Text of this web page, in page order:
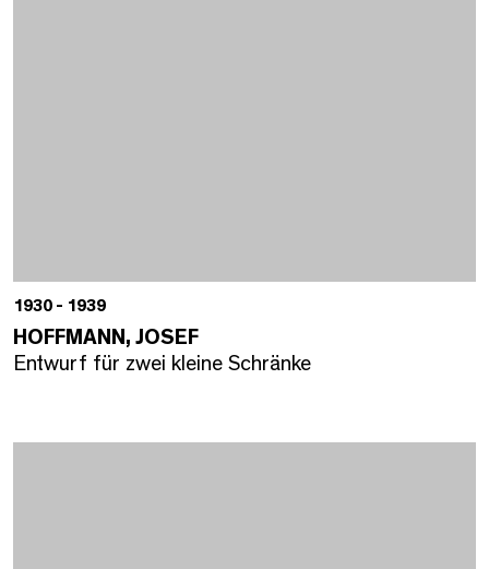
1930 - 1939
HOFFMANN, JOSEF
Entwurf für zwei kleine Schränke